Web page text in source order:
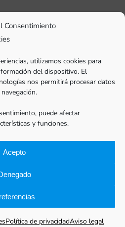
Consentimiento
utilizamos cookies para
del dispositivo. El
nos permitirá procesar datos
puede afectar
y funciones.
Acepto
Política de privacidadAviso legal
envinilook.net
| Diseño web: qualitystudio